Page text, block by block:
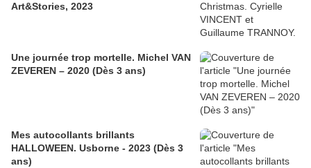
Art&Stories, 2023
Une journée trop mortelle. Michel VAN
ZEVEREN – 2020 (Dès 3 ans)
Mes autocollants brillants
HALLOWEEN. Usborne - 2023 (Dès 3
ans)